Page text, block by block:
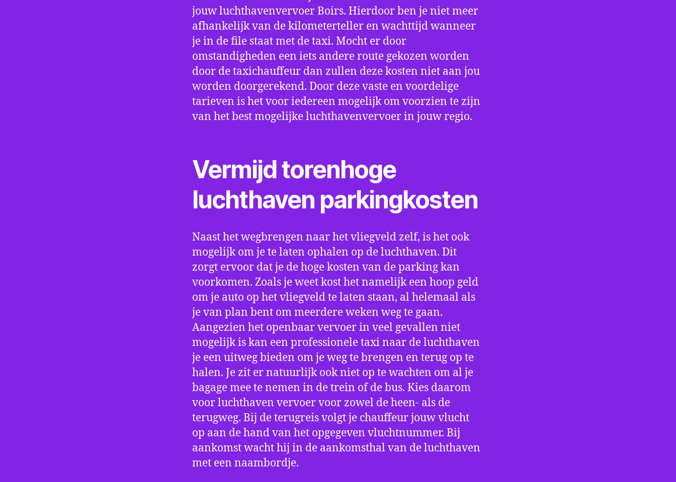
jouw luchthavenvervoer Boirs. Hierdoor ben je niet meer
afhankelijk van de kilometerteller en wachttijd wanneer
je in de file staat met de taxi. Mocht er door
omstandigheden een iets andere route gekozen worden
door de taxichauffeur dan zullen deze kosten niet aan jou
worden doorgerekend. Door deze vaste en voordelige
tarieven is het voor iedereen mogelijk om voorzien te zijn
van het best mogelijke luchthavenvervoer in jouw regio.
Vermijd torenhoge
luchthaven parkingkosten
Naast het wegbrengen naar het vliegveld zelf, is het ook
mogelijk om je te laten ophalen op de luchthaven. Dit
zorgt ervoor dat je de hoge kosten van de parking kan
voorkomen. Zoals je weet kost het namelijk een hoop geld
om je auto op het vliegveld te laten staan, al helemaal als
je van plan bent om meerdere weken weg te gaan.
Aangezien het openbaar vervoer in veel gevallen niet
mogelijk is kan een professionele taxi naar de luchthaven
je een uitweg bieden om je weg te brengen en terug op te
halen. Je zit er natuurlijk ook niet op te wachten om al je
bagage mee te nemen in de trein of de bus. Kies daarom
voor luchthaven vervoer voor zowel de heen- als de
terugweg. Bij de terugreis volgt je chauffeur jouw vlucht
op aan de hand van het opgegeven vluchtnummer. Bij
aankomst wacht hij in de aankomsthal van de luchthaven
met een naambordje.